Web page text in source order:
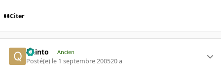
Citer
quinto Ancien
Posté(e) le 1 septembre 200520 a